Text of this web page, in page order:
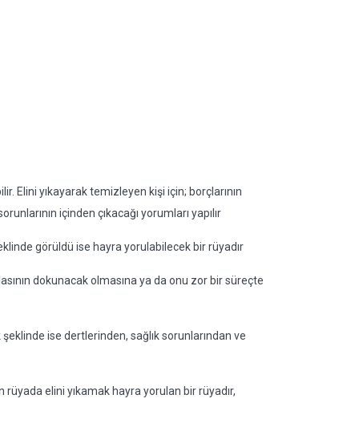
Elini yıkayarak temizleyen kişi için; borçlarının
içinden çıkacağı yorumları yapılır
görüldü ise hayra yorulabilecek bir rüyadır
dokunacak olmasına ya da onu zor bir süreçte
ise dertlerinden, sağlık sorunlarından ve
elini yıkamak hayra yorulan bir rüyadır,